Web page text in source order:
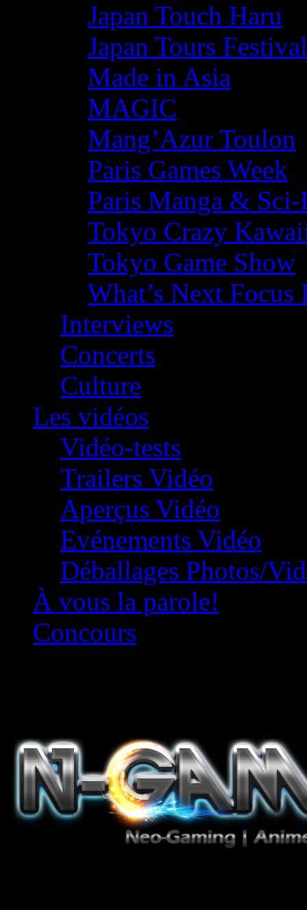
Japan Touch Haru
Japan Tours Festival
Made in Asia
MAGIC
Mang’Azur Toulon
Paris Games Week
Paris Manga &
Tokyo Crazy
Tokyo Game Show
What’s Next
Interviews
Concerts
Culture
Les vidéos
Vidéo-tests
Trailers Vidéo
Aperçus Vidéo
Evénements Vidéo
Déballages Photos/
À vous la parole!
Concours